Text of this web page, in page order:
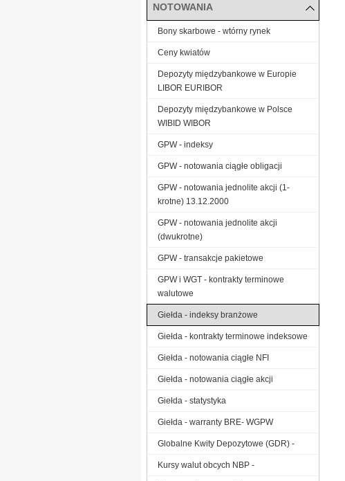
NOTOWANIA
Bony skarbowe - wtórny rynek
Ceny kwiatów
Depozyty międzybankowe w Europie
LIBOR EURIBOR
Depozyty międzybankowe w Polsce
WIBID WIBOR
GPW - indeksy
GPW - notowania ciągłe obligacji
GPW - notowania jednolite akcji (1-
krotne) 13.12.2000
GPW - notowania jednolite akcji
(dwukrotne)
GPW - transakcje pakietowe
GPW i WGT - kontrakty terminowe
walutowe
Giełda - indeksy branżowe
Giełda - kontrakty terminowe indeksowe
Giełda - notowania ciągłe NFI
Giełda - notowania ciągłe akcji
Giełda - statystyka
Giełda - warranty BRE- WGPW
Globalne Kwity Depozytowe (GDR) -
Kursy walut obcych NBP -